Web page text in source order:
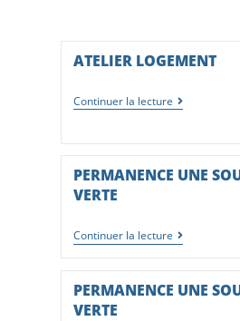
ATELIER LOGEMENT
Continuer la lecture
PERMANENCE UNE
VERTE
Continuer la lecture
PERMANENCE UNE
VERTE